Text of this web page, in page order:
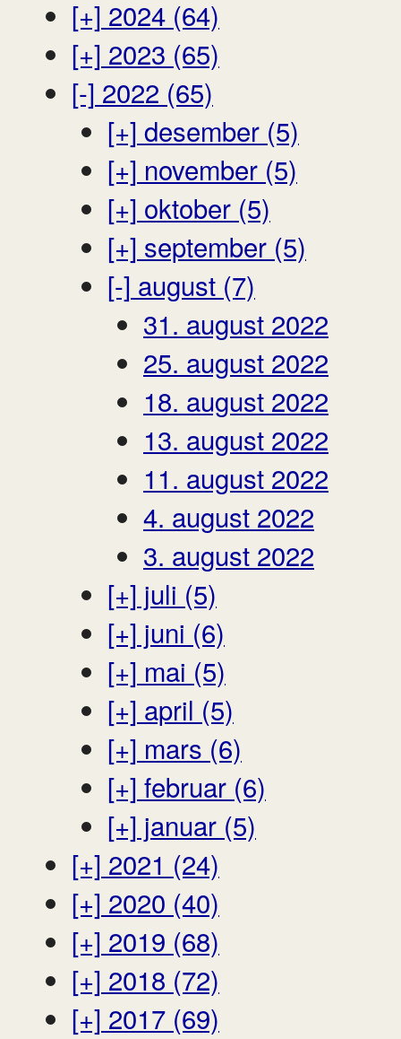
[+] 2024 (64)
[+] 2023 (65)
[-] 2022 (65)
[+] desember (5)
[+] november (5)
[+] oktober (5)
[+] september (5)
[-] august (7)
31. august 2022
25. august 2022
18. august 2022
13. august 2022
11. august 2022
4. august 2022
3. august 2022
[+] juli (5)
[+] juni (6)
[+] mai (5)
[+] april (5)
[+] mars (6)
[+] februar (6)
[+] januar (5)
[+] 2021 (24)
[+] 2020 (40)
[+] 2019 (68)
[+] 2018 (72)
[+] 2017 (69)